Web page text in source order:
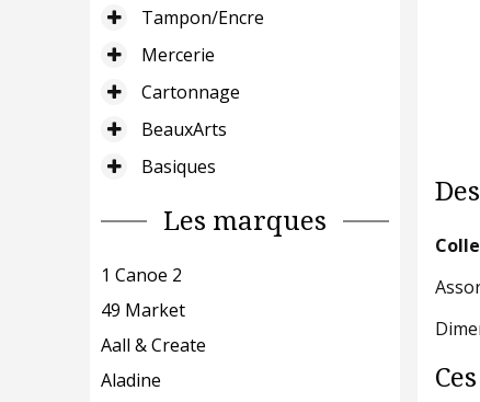
Tampon/Encre
Mercerie
Cartonnage
BeauxArts
Basiques
Les marques
1 Canoe 2
49 Market
Aall & Create
Aladine